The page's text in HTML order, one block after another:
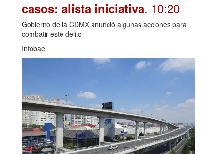
casos: alista iniciativa. 10:20
Gobierno de la CDMX anunció algunas acciones para
combatir este delito
Infobae